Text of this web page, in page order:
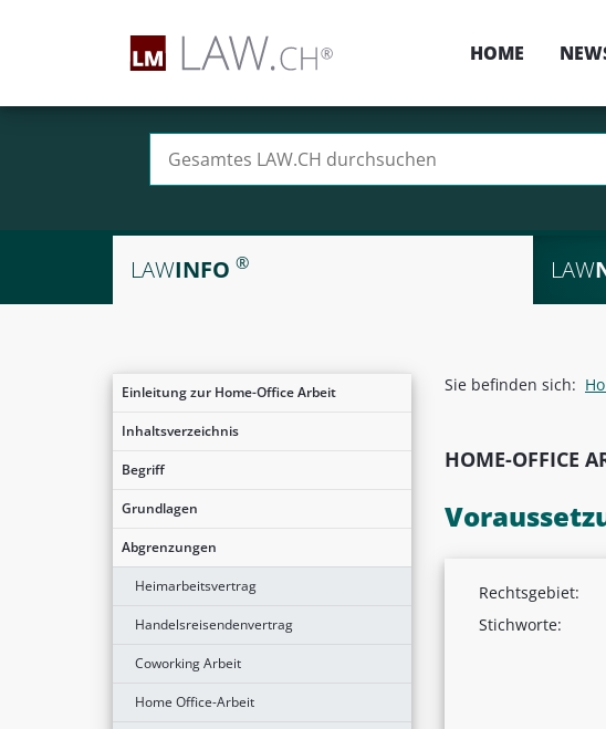
HOME
LAWINFO ® LAW
Einleitung zur Home-Office Arbeit
Inhaltsverzeichnis
Begriff
Grundlagen
Abgrenzungen
Heimarbeitsvertrag
Handelsreisendenvertrag
Coworking Arbeit
Home Office-Arbeit
Sie befinden sich:
HOME-OFFICE
Rechtsgebiet:
Stichworte: